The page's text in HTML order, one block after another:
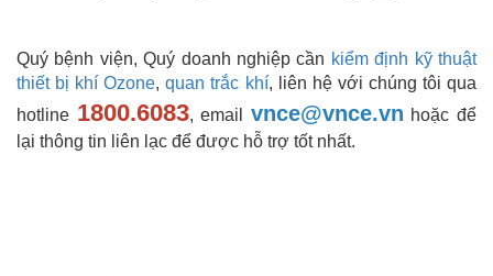
Quý bệnh viện, Quý doanh nghiệp cần kiểm định kỹ thuật
thiết bị khí Ozone,quan trắc khí, liên hệ với chúng tôi qua
hotline 1800.6083, email vnce@vnce.vn hoặc để
lại thông tin liên lạc để được hỗ trợ tốt nhất.